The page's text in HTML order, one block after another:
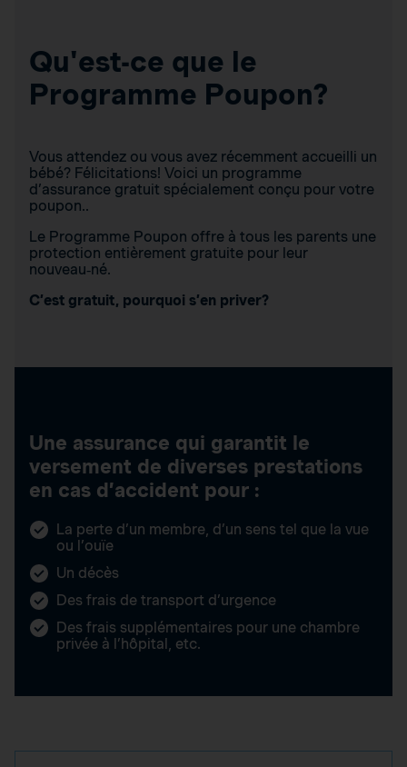
Qu'est-ce que le
Programme Poupon?
Vous attendez ou vous avez récemment accueilli un
bébé? Félicitations! Voici un programme
d’assurance gratuit spécialement conçu pour votre
poupon..
Le Programme Poupon offre à tous les parents une
protection entièrement gratuite pour leur
nouveau‑né.
C’est gratuit, pourquoi s’en priver?
Une assurance qui garantit le
versement de diverses prestations
en cas d’accident pour :
La perte d’un membre, d’un sens tel que la vue
ou l’ouïe
Un décès
Des frais de transport d’urgence
Des frais supplémentaires pour une chambre
privée à l’hôpital, etc.